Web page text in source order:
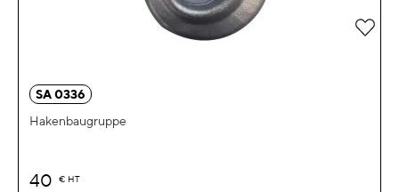
SA 0336
Hakenbaugruppe
40 € HT
Zur